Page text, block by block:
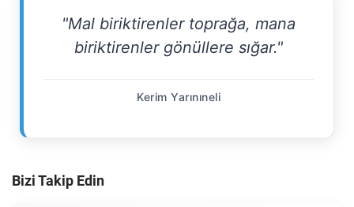
"Mal biriktirenler toprağa, mana
biriktirenler gönüllere sığar."
Kerim Yarınıneli
Bizi Takip Edin